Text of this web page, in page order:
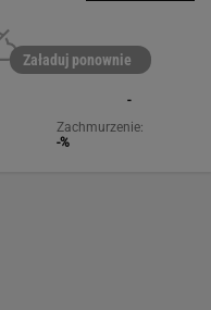
Załaduj ponownie
-
Zachmurzenie:
-%